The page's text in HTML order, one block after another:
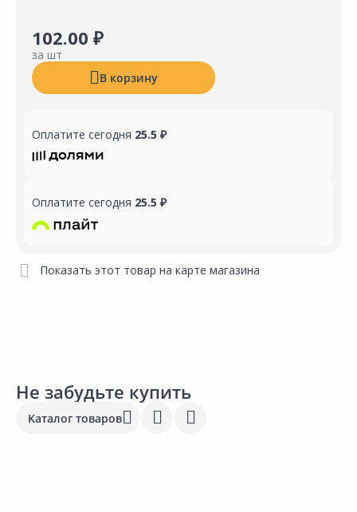
102.00 ₽
за шт
В корзину
Оплатите сегодня 25.5 ₽
Оплатите сегодня 25.5 ₽
Показать этот товар на карте магазина
Не забудьте купить
Каталог товаров